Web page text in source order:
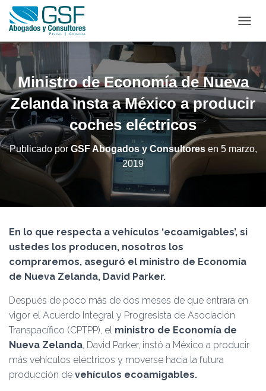
A
B
A
R
M
O
D
D
A
Ó
Ministro de Economía de Nueva
Zelanda insta a México a producir
coches eléctricos
Publicado por GSF Abogados y Consultoresen 5 marzo,
2019
En lo que respecta a vehículos ‘ecoamigables’, si
ustedes los producen, nosotros los
compraremos, aseguró el ministro de Economía
de Nueva Zelanda, David Parker.
Después de poco más de dos meses de que entrara en
vigor el Acuerdo Integral y Progresista de Asociación
Transpacífico (CPTPP), el ministro de Economía de
Nueva Zelanda, David Parker, instó a México a producir
más vehículos eléctricos y moverse hacia la futura
producción de vehículos ecoamigables.